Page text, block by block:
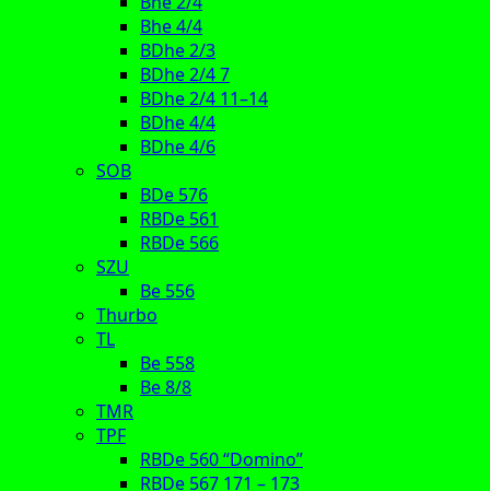
Bhe 4/4
BDhe 2/3
BDhe 2/4 7
BDhe 2/4 11–14
BDhe 4/4
BDhe 4/6
SOB
BDe 576
RBDe 561
RBDe 566
SZU
Be 556
Thurbo
TL
Be 558
Be 8/8
TMR
TPF
RBDe 560 “Domino”
RBDe 567 171 – 173